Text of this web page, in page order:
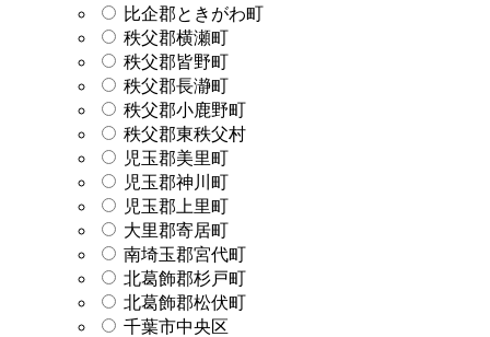
比企郡ときがわ町
秩父郡横瀬町
秩父郡皆野町
秩父郡長瀞町
秩父郡小鹿野町
秩父郡東秩父村
児玉郡美里町
児玉郡神川町
児玉郡上里町
大里郡寄居町
南埼玉郡宮代町
北葛飾郡杉戸町
北葛飾郡松伏町
千葉市中央区